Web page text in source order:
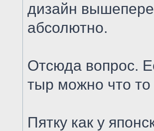
дизайн
абсолютно.
Отсюда вопрос.
тыр можно что
Пятку как у